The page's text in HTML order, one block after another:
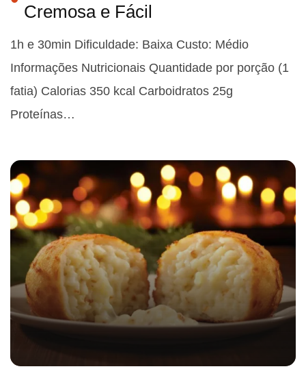
Cremosa e Fácil
1h e 30min Dificuldade: Baixa Custo: Médio
Informações Nutricionais Quantidade por porção (1
fatia) Calorias 350 kcal Carboidratos 25g
Proteínas…